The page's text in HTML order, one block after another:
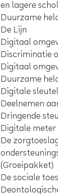
en lagere
Duurzame
De Lijn
Digitaal
Discriminatie
Digitaal
Duurzame
Digitale
Deelnemen
Dringende
Digitale
De
(Groeipakket)
De sociale